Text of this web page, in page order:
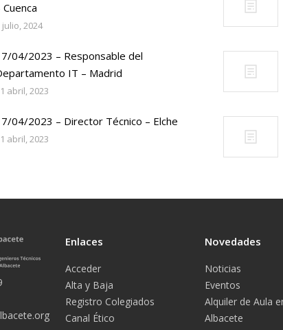
Cuenca
julio, 2024
04/2023 – Responsable del
IT – Madrid
abril, 2023
04/2023 – Director Técnico – Elche
abril, 2023
Enlaces
Acceder
Alta y Baja
Registro Colegiados
Canal Ético
Novedades
Noticias
Eventos
Alquiler de Aula
Albacete